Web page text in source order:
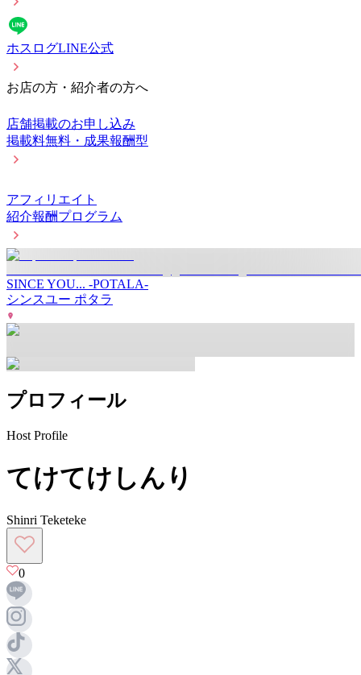
ホスログLINE公式
お店の方・紹介者の方へ
店舗掲載のお申し込み
掲載料無料・成果報酬型
アフィリエイト
紹介報酬プログラム
SINCE YOU... -POTALA-
シンスユー ポタラ
プロフィール
Host Profile
てけてけしんり
Shinri Teketeke
0